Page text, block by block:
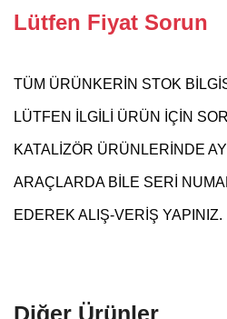
Lütfen Fiyat Sorun
TÜM ÜRÜNKERİN STOK
LÜTFEN İLGİLİ ÜRÜN İÇİN
KATALİZÖR ÜRÜNLERİNDE
ARAÇLARDA BİLE SERİ
EDEREK ALIŞ-VERİŞ YAPINIZ.
Diğer Ürünler